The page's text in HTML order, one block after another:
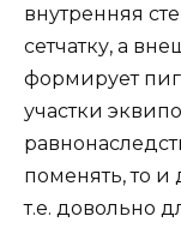
внутренняя
сетчатку, а
формирует
участки
поменять, то
т.е. довольно